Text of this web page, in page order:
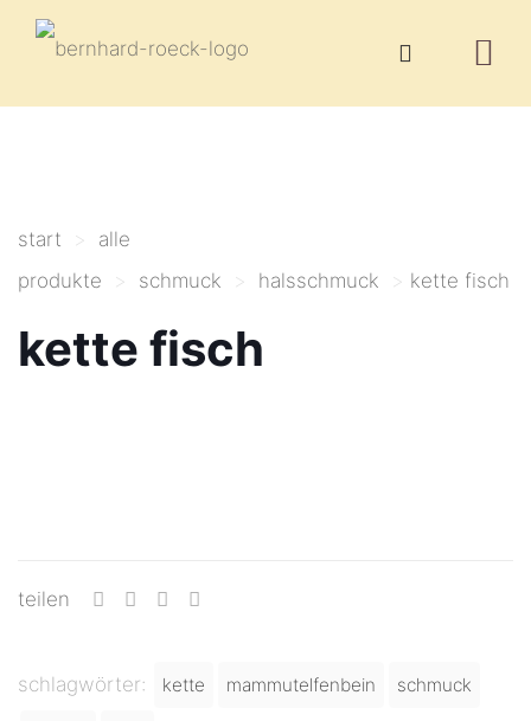
start >
alle
produkte
> schmuck > halsschmuck > kette fisch
kette fisch
teilen
schlagwörter: kette mammutelfenbein schmuck